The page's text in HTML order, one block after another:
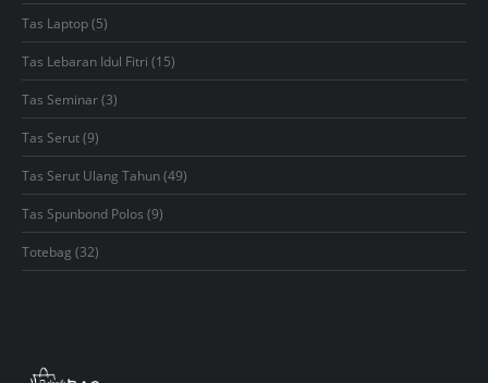
products
Tas Laptop 55
products
Tas Lebaran Idul Fitri 1515
products
Tas Seminar 33
products
Tas Serut 99
products
Tas Serut Ulang Tahun 4949
products
Tas Spunbond Polos 99
products
Totebag 3232
products